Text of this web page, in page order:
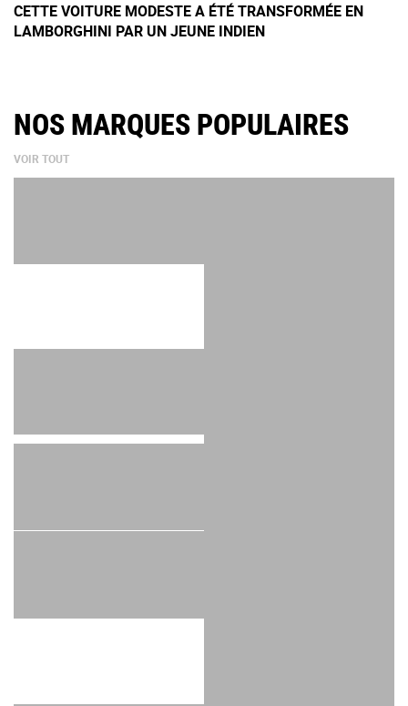
CETTE VOITURE MODESTE A ÉTÉ TRANSFORMÉE EN
LAMBORGHINI PAR UN JEUNE INDIEN
NOS MARQUES POPULAIRES
VOIR TOUT